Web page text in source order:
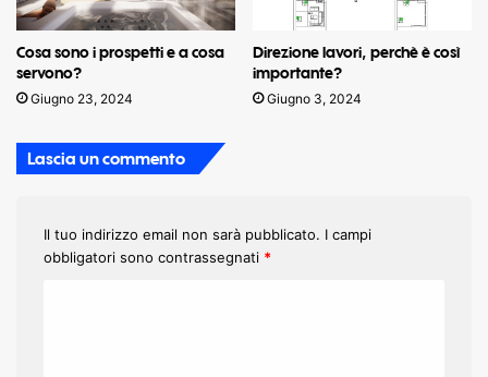
Cosa sono i prospetti e a cosa
servono?
Giugno 23, 2024
Direzione lavori, perchè è così
importante?
Giugno 3, 2024
Lascia un commento
Il tuo indirizzo email non sarà pubblicato. I campi
obbligatori sono contrassegnati *